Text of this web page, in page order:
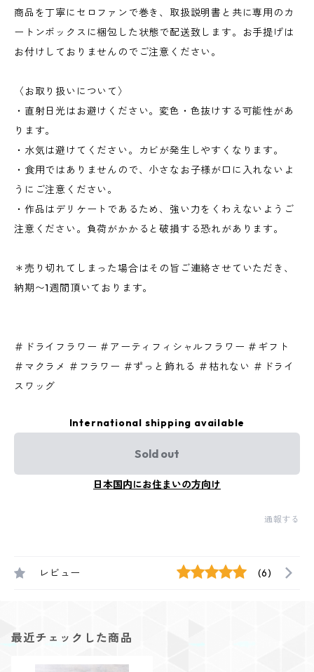
商品を丁寧にセロファンで巻き、取扱説明書と共に専用のカ
ートンボックスに梱包した状態で配送致します。お手提げは
お付けしておりませんのでご注意ください。
〈お取り扱いについて〉
・直射日光はお避けください。変色・色抜けする可能性があ
ります。
・水気は避けてください。カビが発生しやすくなります。
・食用ではありませんので、小さなお子様が口に入れないよ
うにご注意ください。
・作品はデリケートであるため、強い力をくわえないようご
注意ください。負荷がかかると破損する恐れがあります。
＊売り切れてしまった場合はその旨ご連絡させていただき、
納期〜1週間頂いております。
＃ドライフラワー ＃アーティフィシャルフラワー ＃ギフト
＃マクラメ ＃フラワー ＃ずっと飾れる ＃枯れない ＃ドライ
スワッグ
International shipping available
Sold out
日本国内にお住まいの方向け
通報する
レビュー (6)
最近チェックした商品